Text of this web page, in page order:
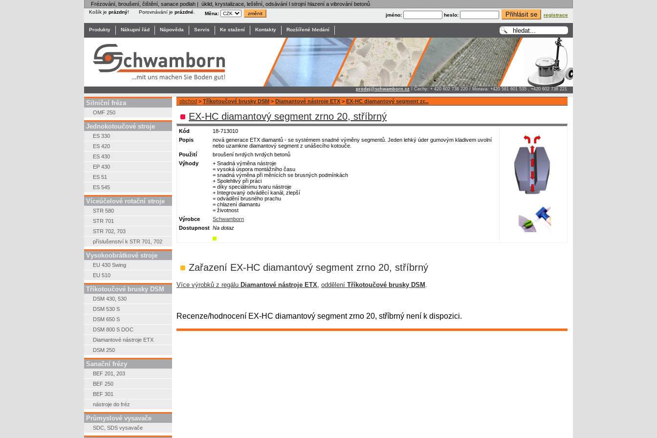
Frézování, broušení, čištění, sanace podlah | úklid, krystalizace, leštění, odsávání l strojní hlazení a vibrování betonů
Košík je prázdný! Porovnávání je prázdné Měna: jméno: heslo: registrace
Produkty Nákupní řád Nápověda Servis Ke stažení Kontakty Rozšířené hledání
prodej@schwamborn.cz / Čechy: + 420 602 738 220 / Morava: +420 581 601 535 , +420 602 738 221
Silniční fréza
OMF 250
Jednokotoučové stroje
ES 330
ES 420
ES 430
EP 430
ES 51
ES 545
Víceúčelové rotační stroje
STR 580
STR 701
STR 702, 703
příslušenství k STR 701, 702
Vysokoobrátkové stroje
EU 430 Swing
EU 510
Tříkotoučové brusky DSM
DSM 430, 530
DSM 530 S
DSM 650 S
DSM 800 S DOC
Diamantové nástroje ETX
DSM 250
Sanační frézy
BEF 201, 203
BEF 250
BEF 301
nástroje do fréz
Průmyslové vysavače
SDC, SDS vysavače
obchod > Tříkotoučové brusky DSM > Diamantové nástroje ETX > EX-HC diamantový segment zr...
EX-HC diamantový segment zrno 20, stříbrný
Kód
18-713010
Popis
nová generace ETX diamantů - se systémem snadné výměny segmentů. Jeden lehký úder gumovým kladivem uvolní
nebo uzamkne diamantový segment z unášecího kotouče.
Použití
broušení tvrdých tvrdých betonů
Výhody
+ Snadná výměna nástroje
= vysoká úspora montážního času
= snadná výměna při měnících se brusných podmínkách
+ Spolehlivý při práci
= díky speciálnímu tvaru nástroje
+ Integrovaný odváděcí kanál, zlepší
= odvádění brusného prachu
= chlazení diamantu
= životnost
Výrobce
Schwamborn
Dostupnost Na dotaz
Zařazení EX-HC diamantový segment zrno 20, stříbrný
Více výrobků z regálu Diamantové nástroje ETX, oddělení Tříkotoučové brusky DSM .
Recenze/hodnocení EX-HC diamantový segment zrno 20, stříbrný není k dispozici.